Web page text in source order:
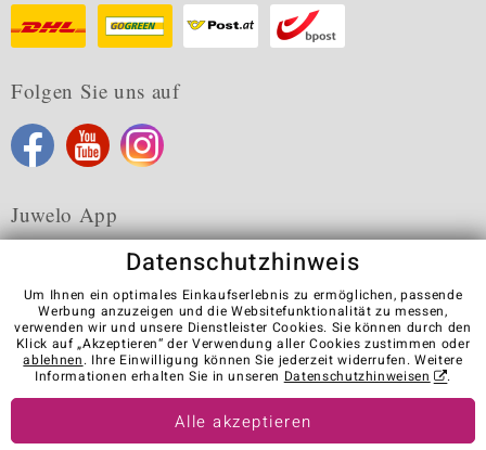
Folgen Sie uns auf
Juwelo App
Karriere AGB Datenschutz Cookies
Impressum
Kontakt
Vertrag widerrufen
Visit our stores in other countries:
Datenschutzhinweis
Um Ihnen ein optimales Einkaufserlebnis zu ermöglichen, passende
Werbung anzuzeigen und die Websitefunktionalität zu messen,
verwenden wir und unsere Dienstleister Cookies. Sie können durch den
Klick auf „Akzeptieren“ der Verwendung aller Cookies zustimmen oder
ablehnen. Ihre Einwilligung können Sie jederzeit widerrufen. Weitere
Informationen erhalten Sie in unseren Datenschutzhinweisen .
Alle akzeptieren